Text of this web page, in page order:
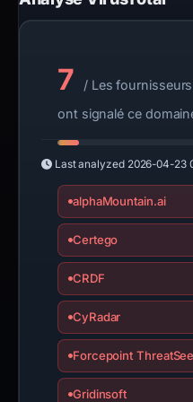
7
/ Les
ont signalé ce
Last analyzed 2026-04-23
alphaMountain.ai
Certego
CRDF
CyRadar
Forcepoint
Gridinsoft